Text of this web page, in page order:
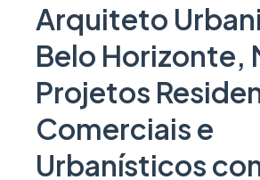
Arquiteto
Belo Horizonte,
Projetos
Comerciais e
Urbanísticos